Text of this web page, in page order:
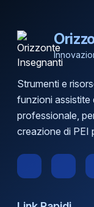
Strumenti e
funzioni assistite
professionale,
creazione di PEI